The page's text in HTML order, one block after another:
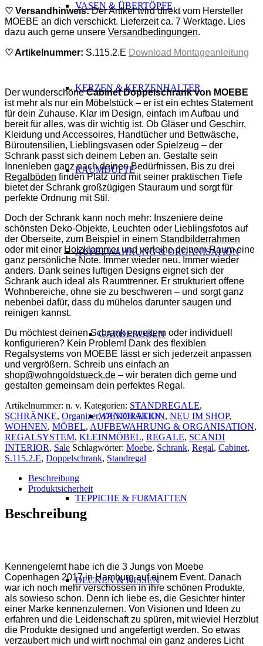
VASEN & ÜBERTÖPFE
KERZEN & KERZENHALTER
RAUMDÜFTE
AUFBEWAHRUNG & ORGANISATION
GARDEROBEN
WANDHAKEN
TEPPICHE & FUßMATTEN
DECKEN & KISSEN
♡ Versandhinweis:Der Artikel wird direkt vom Hersteller
MOEBE an dich verschickt. Lieferzeit ca. 7 Werktage. Lies
dazu auch gerne unsere Versandbedingungen.
♡Artikelnummer: S.115.2.E Download Montageanleitung
Der wunderschöneCabinet Doppelschrank von MOEBE
ist mehr als nur ein Möbelstück – er ist ein echtes Statement
für dein Zuhause. Klar im Design, einfach im Aufbau und
bereit für alles, was dir wichtig ist. Ob Gläser und Geschirr,
Kleidung und Accessoires, Handtücher und Bettwäsche,
Büroutensilien, Lieblingsvasen oder Spielzeug – der
Schrank passt sich deinem Leben an. Gestalte sein
Innenleben ganz nach deinen Bedürfnissen. Bis zu drei
Regalböden finden Platz und mit seiner praktischen Tiefe
bietet der Schrank großzügigen Stauraum und sorgt für
perfekte Ordnung mit Stil.
Doch der Schrank kann noch mehr: Inszeniere deine
schönsten Deko-Objekte, Leuchten oder Lieblingsfotos auf
der Oberseite, zum Beispiel in einem Standbilderrahmen
oder mit einer Holzklammerund verleihe deinem Raum eine
ganz persönliche Note. Immer wieder neu. Immer wieder
anders. Dank seines luftigen Designs eignet sich der
Schrank auch ideal als Raumtrenner. Er strukturiert offene
Wohnbereiche, ohne sie zu beschweren – und sorgt ganz
nebenbei dafür, dass du mühelos darunter saugen und
reinigen kannst.
Du möchtest deinen Schrank erweitern oder individuell
konfigurieren? Kein Problem! Dank des flexiblen
Regalsystems von MOEBE lässt er sich jederzeit anpassen
und vergrößern. Schreib uns einfach an
shop@wohngoldstueck.de – wir beraten dich gerne und
gestalten gemeinsam dein perfektes Regal.
Artikelnummer: n. v. Kategorien: STANDREGALE,
SCHRÄNKE, Organizer,DEKORATION, NEU IM SHOP,
WOHNEN, MÖBEL, AUFBEWAHRUNG & ORGANISATION,
REGALSYSTEM, KLEINMÖBEL, REGALE, SCANDI
INTERIOR, Sale Schlagwörter: Moebe, Schrank, Regal, Cabinet,
S.115.2.E, Doppelschrank, Standregal
Beschreibung
Produktsicherheit
Beschreibung
Kennengelernt habe ich die 3 Jungs von Moebe
Copenhagen 2017 in Hamburg auf einem Event. Danach
war ich noch mehr verschossen in ihre schönen Produkte,
als sowieso schon. Denn ich liebe es, die Gesichter hinter
einer Marke kennenzulernen. Von Visionen und Ideen zu
erfahren und die Leidenschaft zu spüren, mit wieviel Herzblut
die Produkte designed und angefertigt werden. So etwas
verzaubert mich und wirft nochmal ein ganz anderes Licht